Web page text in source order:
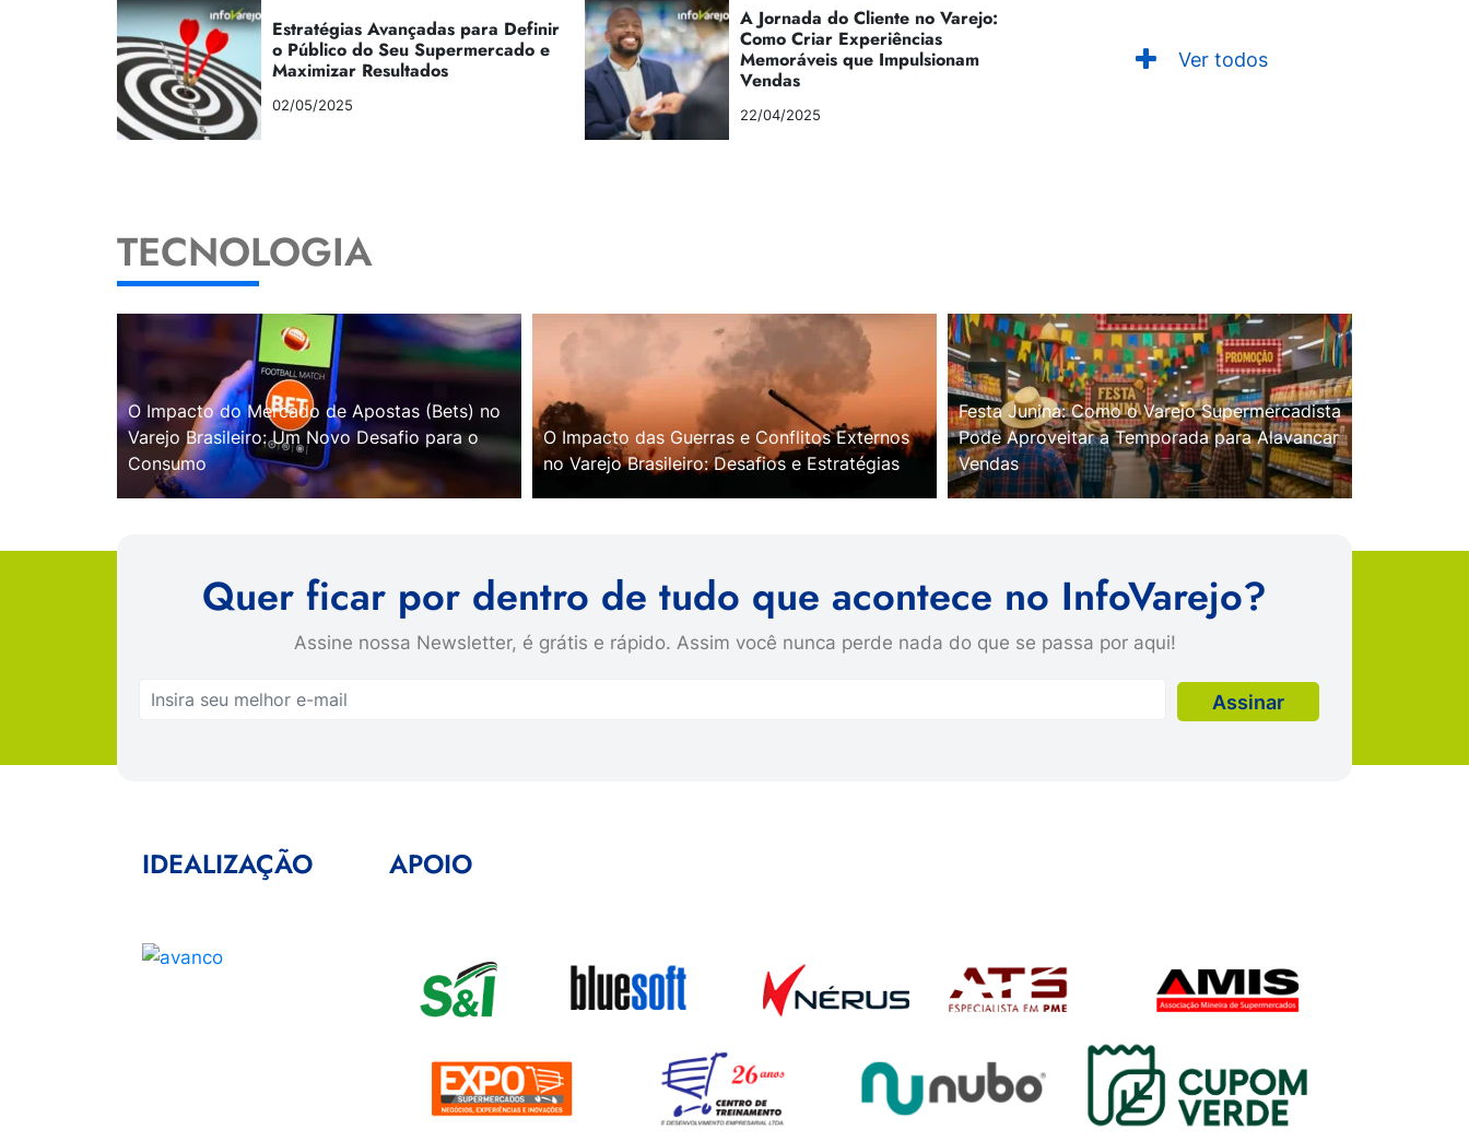
Estratégias Avançadas para Definir
o Público do Seu Supermercado e
Maximizar Resultados
02/05/2025
A Jornada do Cliente no Varejo:
Como Criar Experiências
Memoráveis que Impulsionam
Vendas
22/04/2025
Ver todos
TECNOLOGIA
O Impacto do Mercado de Apostas (Bets) no
Varejo Brasileiro: Um Novo Desafio para o
Consumo
O Impacto das Guerras e Conflitos Externos
no Varejo Brasileiro: Desafios e Estratégias
Festa Junina: Como o Varejo Supermercadista
Pode Aproveitar a Temporada para Alavancar
Vendas
Quer ficar por dentro de tudo que acontece no InfoVarejo?
Assine nossa Newsletter, é grátis e rápido. Assim você nunca perde nada do que se passa por aqui!
IDEALIZAÇÃO APOIO